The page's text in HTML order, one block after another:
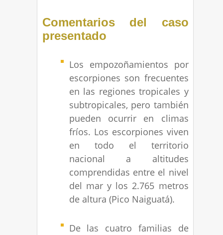
Comentarios del caso
presentado
Los empozoñamientos por
escorpiones son frecuentes
en las regiones tropicales y
subtropicales, pero también
pueden ocurrir en climas
fríos. Los escorpiones viven
en todo el territorio
nacional a altitudes
comprendidas entre el nivel
del mar y los 2.765 metros
de altura (Pico Naiguatá).
De las cuatro familias de